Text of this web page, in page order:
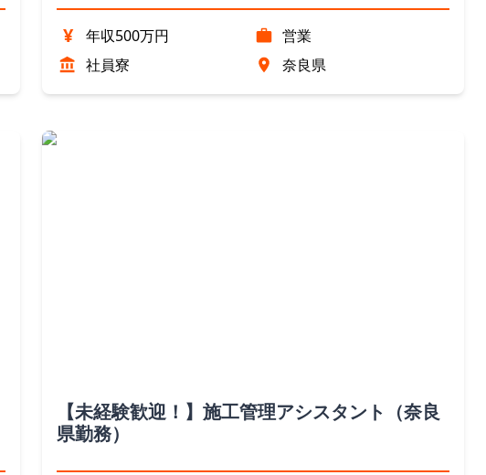
¥
年収500万円
営業
社員寮
奈良県
【未経験歓迎！】施工管理アシスタント（奈良
県勤務）